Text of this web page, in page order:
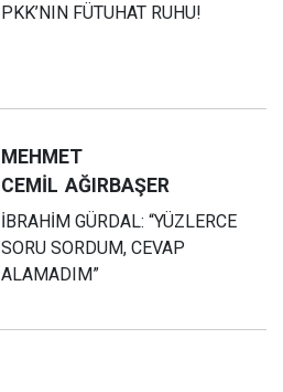
PKK’NIN FÜTUHAT RUHU!
MEHMET
CEMİL AĞIRBAŞER
İBRAHİM GÜRDAL: “YÜZLERCE
SORU SORDUM, CEVAP
ALAMADIM”